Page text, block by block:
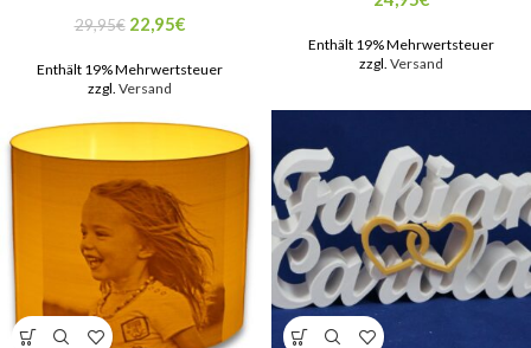
29,95€ 22,95€
Enthält 19% Mehrwertsteuer
zzgl. Versand
Enthält 19% Mehrwertsteuer
zzgl. Versand